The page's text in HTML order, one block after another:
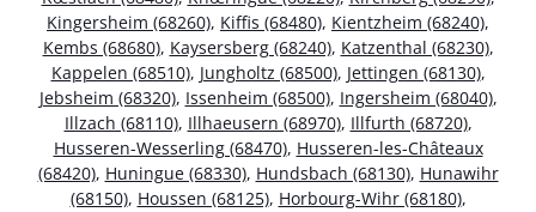
Kingersheim (68260), Kiffis (68480), Kientzheim (68240),
Kembs (68680), Kaysersberg (68240), Katzenthal (68230),
Kappelen (68510), Jungholtz (68500), Jettingen (68130),
Jebsheim (68320), Issenheim (68500), Ingersheim (68040),
Illzach (68110), Illhaeusern (68970), Illfurth (68720),
Husseren-Wesserling (68470), Husseren-les-Châteaux
(68420), Huningue (68330), Hundsbach (68130), Hunawihr
(68150), Houssen (68125), Horbourg-Wihr (68180),